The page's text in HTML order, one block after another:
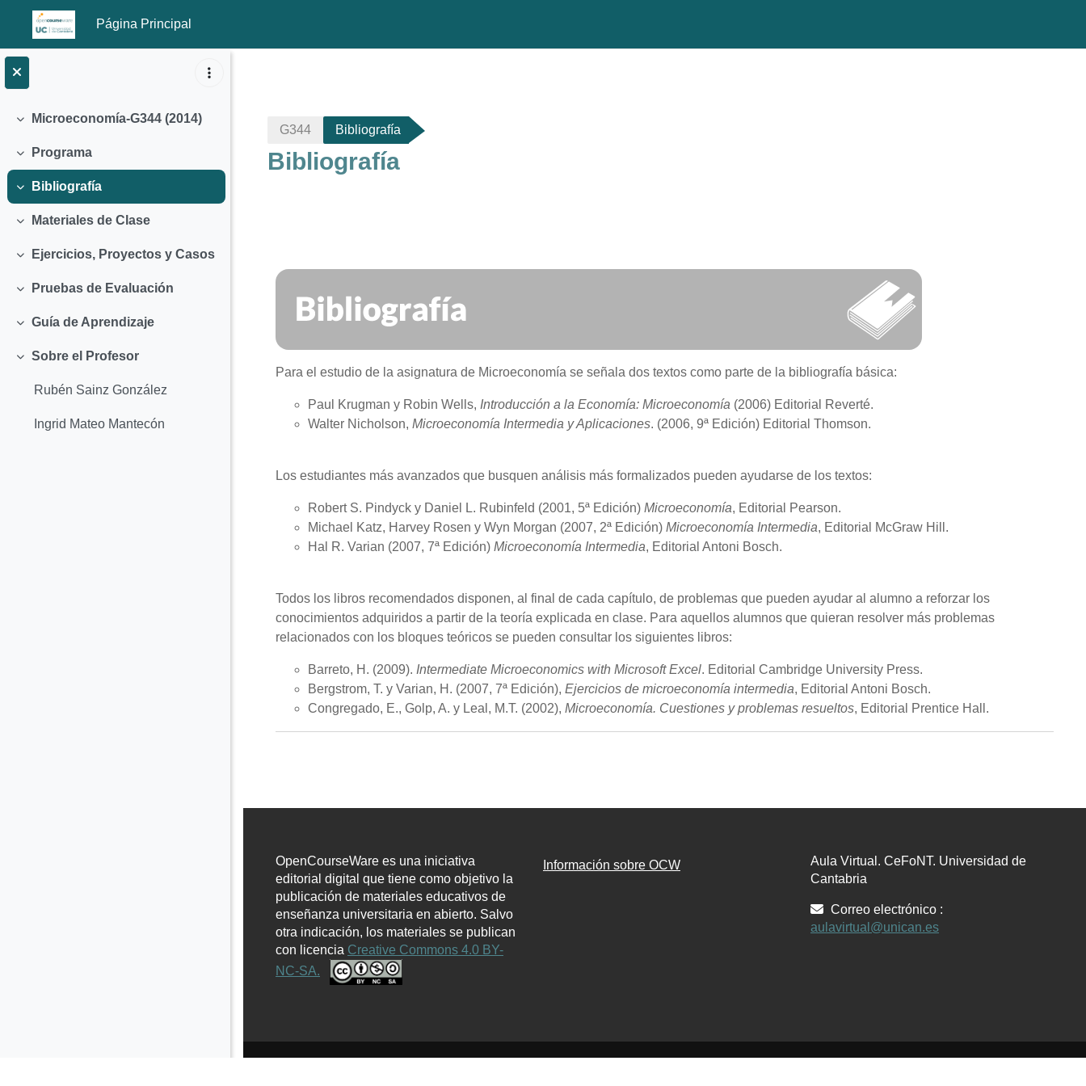
Salta al contenido principal
Página Principal
Colapsar
Microeconomía-G344 (2014)
Colapsar
Programa
Colapsar
Bibliografía
Colapsar
Materiales de Clase
Colapsar
Ejercicios, Proyectos y Casos
Colapsar
Pruebas de Evaluación
Colapsar
Guía de Aprendizaje
Colapsar
Sobre el Profesor
Rubén Sainz González
Ingrid Mateo Mantecón
G344 Bibliografía
Bibliografía
Perfilado de sección
Para el estudio de la asignatura de Microeconomía se señala dos textos como parte de la bibliografía básica:
Paul Krugman y Robin Wells, Introducción a la Economía: Microeconomía (2006) Editorial Reverté.
Walter Nicholson, Microeconomía Intermedia y Aplicaciones. (2006, 9ª Edición) Editorial Thomson.
Los estudiantes más avanzados que busquen análisis más formalizados pueden ayudarse de los textos:
Robert S. Pindyck y Daniel L. Rubinfeld (2001, 5ª Edición) Microeconomía, Editorial Pearson.
Michael Katz, Harvey Rosen y Wyn Morgan (2007, 2ª Edición) Microeconomía Intermedia, Editorial McGraw Hill.
Hal R. Varian (2007, 7ª Edición) Microeconomía Intermedia, Editorial Antoni Bosch.
Todos los libros recomendados disponen, al final de cada capítulo, de problemas que pueden ayudar al alumno a reforzar los
conocimientos adquiridos a partir de la teoría explicada en clase. Para aquellos alumnos que quieran resolver más problemas
relacionados con los bloques teóricos se pueden consultar los siguientes libros:
Barreto, H. (2009). Intermediate Microeconomics with Microsoft Excel. Editorial Cambridge University Press.
Bergstrom, T. y Varian, H. (2007, 7ª Edición), Ejercicios de microeconomía intermedia, Editorial Antoni Bosch.
Congregado, E., Golp, A. y Leal, M.T. (2002), Microeconomía. Cuestiones y problemas resueltos, Editorial Prentice Hall.
OpenCourseWare es una iniciativa
editorial digital que tiene como objetivo la
publicación de materiales educativos de
enseñanza universitaria en abierto. Salvo
otra indicación, los materiales se publican
con licencia Creative Commons 4.0 BY-
NC-SA.
Información sobre OCW
Aula Virtual. CeFoNT. Universidad de
Cantabria
Correo electrónico :
aulavirtual@unican.es